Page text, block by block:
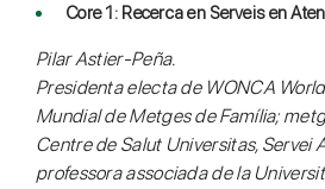
Core 1: Recerca en Serveis en
Pilar Astier-Peña.
Presidenta electa de WONCA
Mundial de Metges de Família;
Centre de Salut Universitas, Servei
professora associada de la